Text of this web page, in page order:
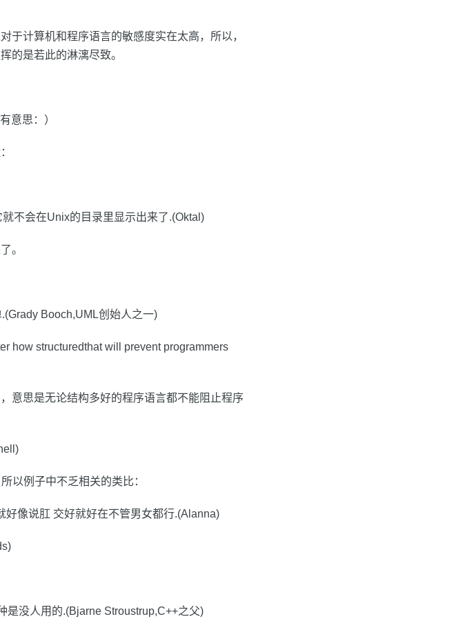
于计算机和程序语言的敏感度实在太高，所以，
的是若此的淋漓尽致。
意思：）
不会在Unix的目录里显示出来了.(Oktal)
。
Booch,UML创始人之一)
how structuredthat will prevent programmers
意思是无论结构多好的程序语言都不能阻止程序
以例子中不乏相关的类比：
像说肛 交好就好在不管男女都行.(Alanna)
是没人用的.(Bjarne Stroustrup,C++之父)